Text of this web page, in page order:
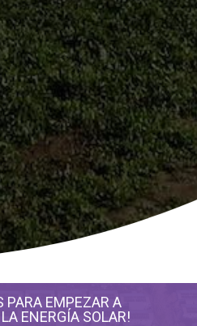
PARA EMPEZAR A
ENERGÍA SOLAR!